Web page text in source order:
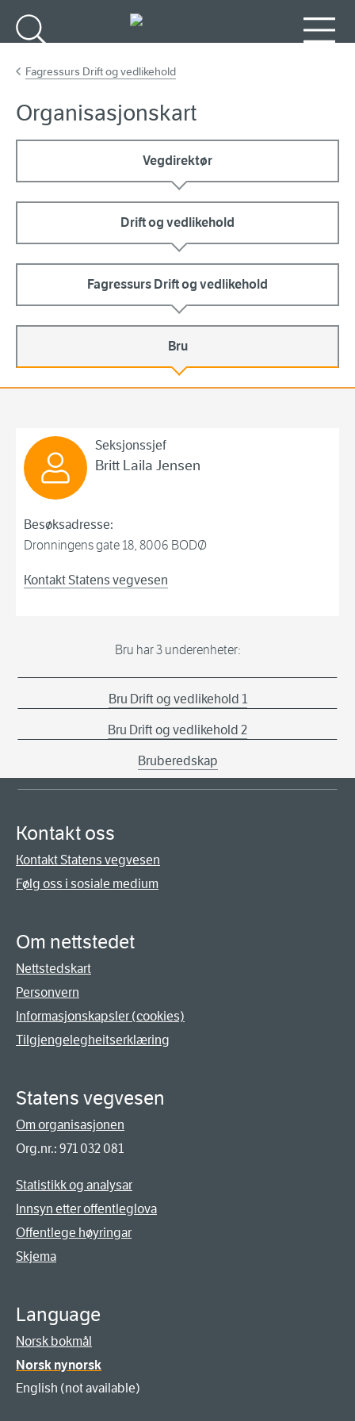
Fagressurs Drift og vedlikehold
Organisasjonskart
Vegdirektør
Drift og vedlikehold
Fagressurs Drift og vedlikehold
Bru
Bru har 3 underenheter:
Bru Drift og vedlikehold 1
Bru Drift og vedlikehold 2
Bruberedskap
Bru Seksjonssjef
Britt Laila Jensen
Besøksadresse:
Dronningens gate 18, 8006 BODØ
Kontakt Statens vegvesen
Kontakt oss
Kontakt Statens vegvesen
Følg oss i sosiale medium
Om nettstedet
Nettstedskart
Personvern
Informasjonskapsler (cookies)
Tilgjengelegheitserklæring
Statens vegvesen
Om organisasjonen
Org.nr.: 971 032 081
Statistikk og analysar
Innsyn etter offentleglova
Offentlege høyringar
Skjema
Language
Norsk bokmål
Norsk nynorsk
English (not available)